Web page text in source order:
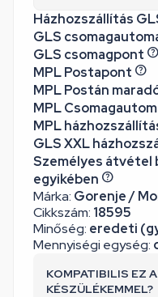
Márka: Gorenje /
Cikkszám: 18595
Minőség: eredeti
Mennyiségi egység:
Házhozszállítás
GLS
GLS csomagpont
MPL Postapont
MPL Postán
MPL
MPL
GLS XXL
Személyes
egyikében
KOMPATIBILIS EZ
KÉSZÜLÉKEMMEL?